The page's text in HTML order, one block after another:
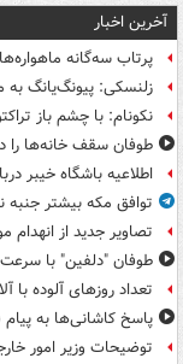
آخرین اخبار
پرتاب سه‌گانه
زلنسکی: پیونگ‌یانگ
نکونام: با چشم باز
طوفان سقف خانه‌ها را
اطلاعیه باشگاه خیبر
توافق مکه بیشتر جنبه
تصاویر جدید از
طوفان "دلفین" با
تعداد روزهای آلوده با آلاینده اُزن
پاسخ کاشانی‌ها به
توضیحات وزیر امور